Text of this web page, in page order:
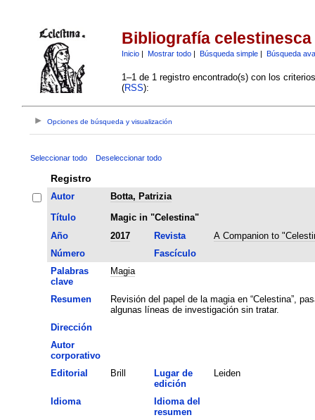
Bibliografía celestinesca
Inicio| Mostrar todo| Búsqueda simple| Búsqueda
1–1 de 1 registro encontrado(s) con los
(RSS):
Opciones de búsqueda y visualización
Seleccionar todo Deseleccionar todo
Registro
Autor
Botta, Patrizia
Título
Magic in "Celestina"
Año
2017 Revista
A Companion to
Número
Fascículo
Palabras
clave
Magia
Resumen
Revisión del papel de la magia en “Celestina”,
algunas líneas de investigación sin tratar.
Dirección
Autor
corporativo
Editorial
Brill
Lugar de
edición
Leiden
Idioma
Idioma del
resumen